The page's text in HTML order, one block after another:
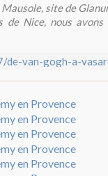
site de
de Nice, nous